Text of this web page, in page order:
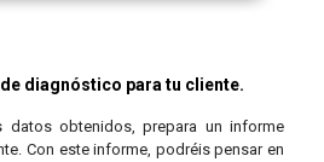
diagnóstico para tu cliente.
datos obtenidos, prepara un informe
Con este informe, podréis pensar en